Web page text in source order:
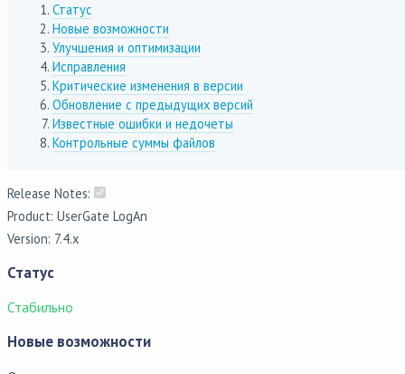
Статус
Новые возможности
Улучшения и оптимизации
Исправления
Критические изменения в версии
Обновление с предыдущих версий
Известные ошибки и недочеты
Контрольные суммы файлов
Release Notes:
Product: UserGate LogAn
Version: 7.4.x
Статус
Стабильно
Новые возможности